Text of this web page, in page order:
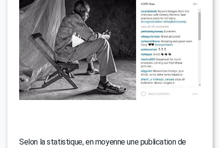
Selon la statistique, en moyenne une publication de